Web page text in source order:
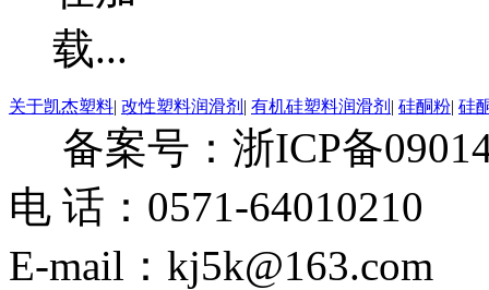
关于凯杰塑料| 改性塑料润滑剂 | 有机硅塑料润滑剂 | 硅酮粉| 硅
备案号：浙ICP备
电 话：0571-
E-mail：kj5k@163.com